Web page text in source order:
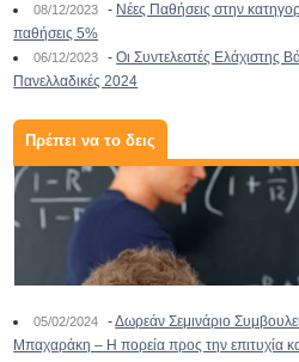
08/12/2023 - Νέες Παθήσεις στην
παθήσεις 5%
06/12/2023 -Οι Συντελεστές Ελάχιστης
Πανελλαδικές 2024
Πρέπει να το δεις
05/02/2024 -Δωρεάν Σεμινάριο
Μπαχαράκη – Η πορεία προς την επιτυχία